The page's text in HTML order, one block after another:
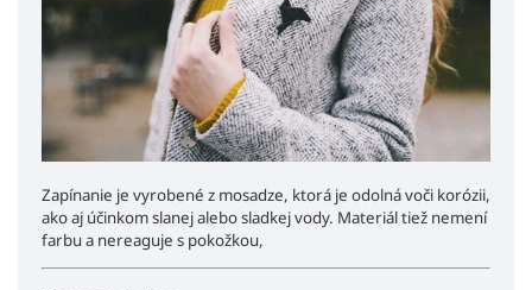
Zapínanie je vyrobené z mosadze, ktorá je odolná voči korózii,
ako aj účinkom slanej alebo sladkej vody. Materiál tiež nemení
farbu a nereaguje s pokožkou,